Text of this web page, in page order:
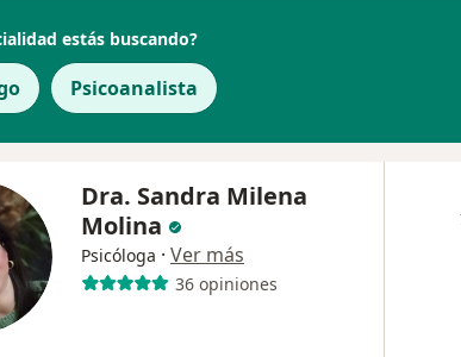
estás buscando?
Psicoanalista
Dra. Sandra Milena
Molina
Psicóloga · Ver más
36 opiniones